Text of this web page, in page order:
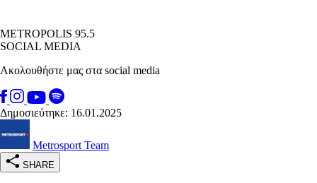
METROPOLIS 95.5
SOCIAL MEDIA
Ακολουθήστε μας στα social media
Δημοσιεύτηκε: 16.01.2025
Metrosport Team
SHARE